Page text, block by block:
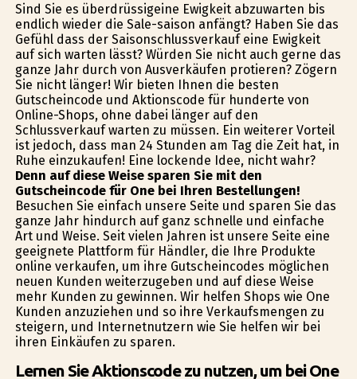
Sind Sie es überdrüssigeine Ewigkeit abzuwarten bis
endlich wieder die Sale-saison anfängt? Haben Sie das
Gefühl dass der Saisonschlussverkauf eine Ewigkeit
auf sich warten lässt? Würden Sie nicht auch gerne das
ganze Jahr durch von Ausverkäufen profitieren? Zögern
Sie nicht länger! Wir bieten Ihnen die besten
Gutscheincode und Aktionscode für hunderte von
Online-Shops, ohne dabei länger auf den
Schlussverkauf warten zu müssen. Ein weiterer Vorteil
ist jedoch, dass man 24 Stunden am Tag die Zeit hat, in
Ruhe einzukaufen! Eine lockende Idee, nicht wahr?
Denn auf diese Weise sparen Sie mit den
Gutscheincode für One bei Ihren Bestellungen!
Besuchen Sie einfach unsere Seite und sparen Sie das
ganze Jahr hindurch auf ganz schnelle und einfache
Art und Weise. Seit vielen Jahren ist unsere Seite eine
geeignete Plattform für Händler, die Ihre Produkte
online verkaufen, um ihre Gutscheincodes möglichen
neuen Kunden weiterzugeben und auf diese Weise
mehr Kunden zu gewinnen. Wir helfen Shops wie One
Kunden anzuziehen und so ihre Verkaufsmengen zu
steigern, und Internetnutzern wie Sie helfen wir bei
ihren Einkäufen zu sparen.
Lernen Sie Aktionscode zu nutzen, um bei One